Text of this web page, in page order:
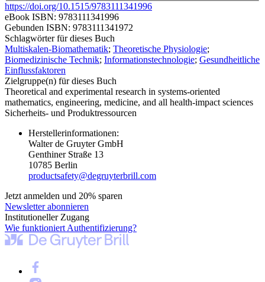
https://doi.org/10.1515/9783111341996
eBook ISBN: 9783111341996
Gebunden ISBN: 9783111341972
Schlagwörter für dieses Buch
Multiskalen-Biomathematik; Theoretische Physiologie;
Biomedizinische Technik; Informationstechnologie; Gesundheitliche
Einflussfaktoren
Zielgruppe(n) für dieses Buch
Theoretical and experimental research in systems-oriented
mathematics, engineering, medicine, and all health-impact sciences
Sicherheits- und Produktressourcen
Herstellerinformationen:
Walter de Gruyter GmbH
Genthiner Straße 13
10785 Berlin
productsafety@degruyterbrill.com
Jetzt anmelden und 20% sparen
Newsletter abonnieren
Institutioneller Zugang
Wie funktioniert Authentifizierung?